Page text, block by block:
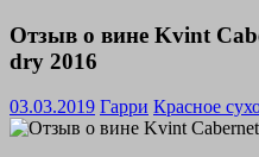
Отзыв о вине Kvint
dry 2016
03.03.2019 Гарри Красное